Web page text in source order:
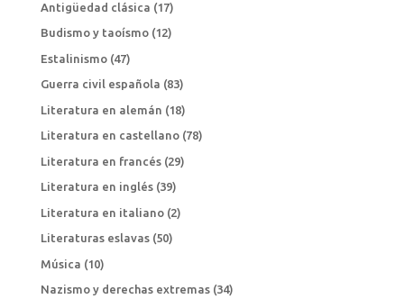
Antigüedad clásica (17)
Budismo y taoísmo(12)
Estalinismo(47)
Guerra civil española (83)
Literatura en alemán (18)
Literatura en castellano(78)
Literatura en francés(29)
Literatura en inglés(39)
Literatura en italiano(2)
Literaturas eslavas(50)
Música (10)
Nazismo y derechas extremas(34)